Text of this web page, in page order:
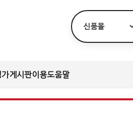
게시판이용도움말